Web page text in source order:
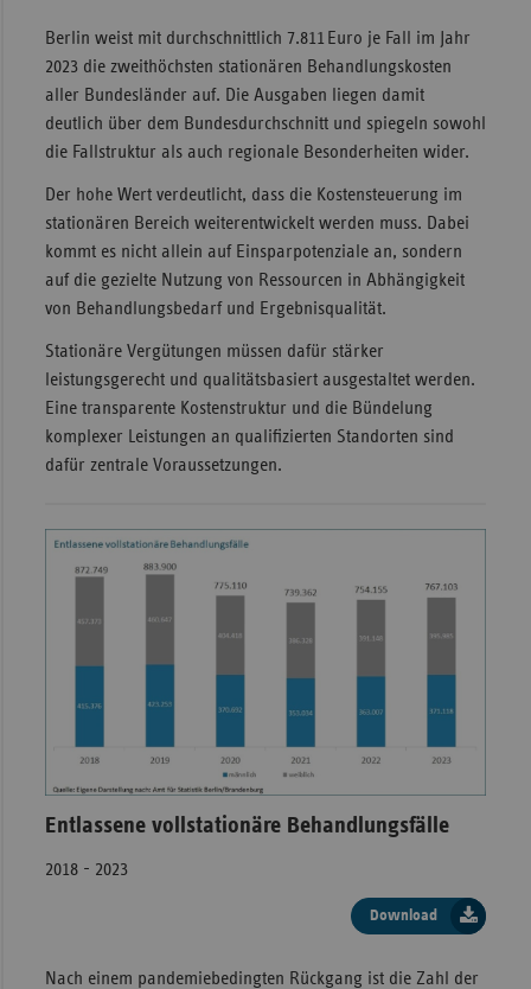
Berlin weist mit durchschnittlich 7.811 Euro je Fall im Jahr
2023 die zweithöchsten stationären Behandlungskosten
aller Bundesländer auf. Die Ausgaben liegen damit
deutlich über dem Bundesdurchschnitt und spiegeln sowohl
die Fallstruktur als auch regionale Besonderheiten wider.
Der hohe Wert verdeutlicht, dass die Kostensteuerung im
stationären Bereich weiterentwickelt werden muss. Dabei
kommt es nicht allein auf Einsparpotenziale an, sondern
auf die gezielte Nutzung von Ressourcen in Abhängigkeit
von Behandlungsbedarf und Ergebnisqualität.
Stationäre Vergütungen müssen dafür stärker
leistungsgerecht und qualitätsbasiert ausgestaltet werden.
Eine transparente Kostenstruktur und die Bündelung
komplexer Leistungen an qualifizierten Standorten sind
dafür zentrale Voraussetzungen.
Entlassene vollstationäre Behandlungsfälle
2018 - 2023
Download
Nach einem pandemiebedingten Rückgang ist die Zahl der